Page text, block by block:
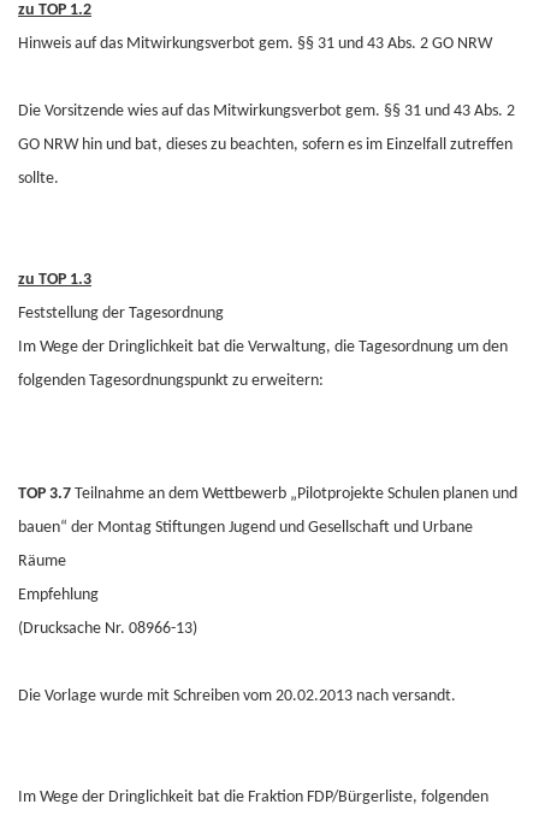
zu TOP 1.2
Hinweis auf das Mitwirkungsverbot gem. §§ 31 und 43 Abs. 2 GO NRW
Die Vorsitzende wies auf das Mitwirkungsverbot gem. §§ 31 und 43 Abs. 2
GO NRW hin und bat, dieses zu beachten, sofern es im Einzelfall zutreffen
sollte.
zu TOP 1.3
Feststellung der Tagesordnung
Im Wege der Dringlichkeit bat die Verwaltung, die Tagesordnung um den
folgenden Tagesordnungspunkt zu erweitern:
TOP 3.7 Teilnahme an dem Wettbewerb „Pilotprojekte Schulen planen und
bauen“ der Montag Stiftungen Jugend und Gesellschaft und Urbane
Räume
Empfehlung
(Drucksache Nr. 08966-13)
Die Vorlage wurde mit Schreiben vom 20.02.2013 nach versandt.
Im Wege der Dringlichkeit bat die Fraktion FDP/Bürgerliste, folgenden